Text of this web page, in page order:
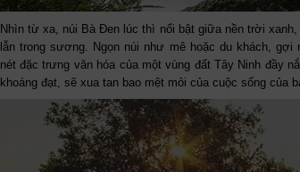
Nhìn từ xa, núi Bà Đen lúc thì nổi bật giữa nền trời
lẫn trong sương. Ngọn núi như mê hoặc du khách,
nét đặc trưng văn hóa của một vùng đất Tây Ninh đầy
khoáng đạt, sẽ xua tan bao mệt mỏi của cuộc sống của